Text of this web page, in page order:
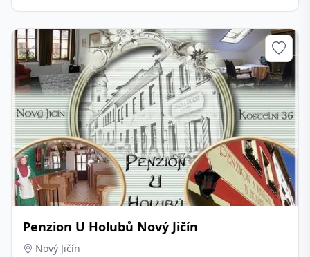
Penzion U Holubů Nový Jičín
Nový Jičín